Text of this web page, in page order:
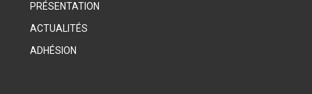
PRÉSENTATION
ACTUALITÉS
ADHÉSION